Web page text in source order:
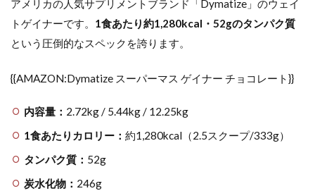
アメリカの人気サプリメントブランド「Dymatize」のウェイ
トゲイナーです。 1食あたり約1,280kcal・52gのタンパク質
という圧倒的なスペックを誇ります。
{{AMAZON:Dymatize スーパーマス ゲイナー チョコレート}}
内容量： 2.72kg / 5.44kg / 12.25kg
1食あたりカロリー： 約1,280kcal（2.5スクープ/333g）
タンパク質： 52g
炭水化物： 246g